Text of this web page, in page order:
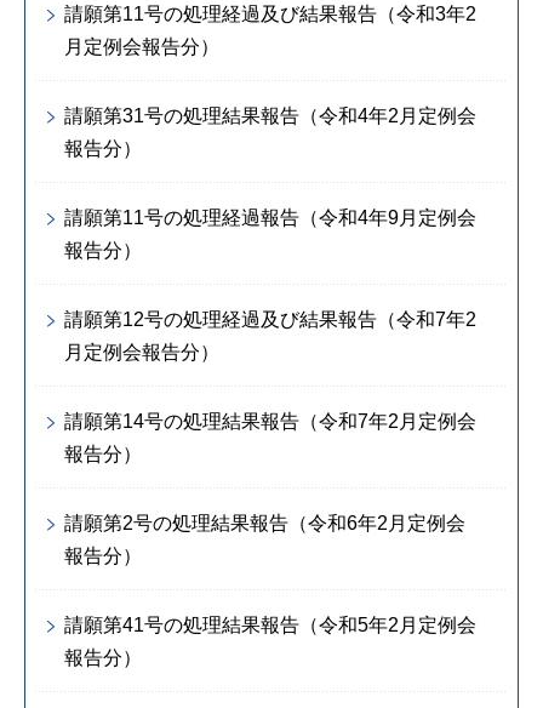
請願第11号の処理経過及び結果報告（令和3年2
月定例会報告分）
請願第31号の処理結果報告（令和4年2月定例会
報告分）
請願第11号の処理経過報告（令和4年9月定例会
報告分）
請願第12号の処理経過及び結果報告（令和7年2
月定例会報告分）
請願第14号の処理結果報告（令和7年2月定例会
報告分）
請願第2号の処理結果報告（令和6年2月定例会
報告分）
請願第41号の処理結果報告（令和5年2月定例会
報告分）